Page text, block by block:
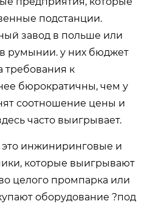
подстанции.
завод в польше или
румынии. у них бюджет
требования к
бюрократичны, чем у
соотношение цены и
часто выигрывает.
это инжиниринговые и
которые выигрывают
целого промпарка или
оборудование ?под